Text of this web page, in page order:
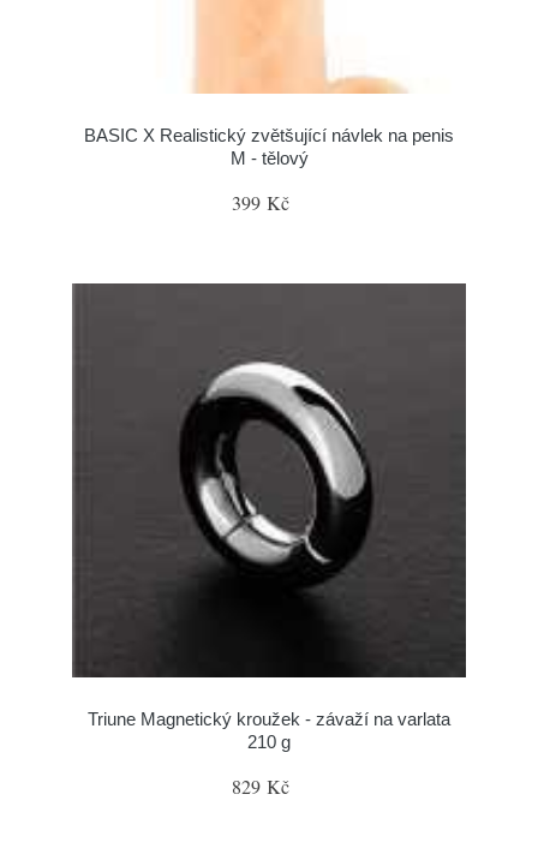
BASIC X Realistický zvětšující návlek na penis
M - tělový
399 Kč
Triune Magnetický kroužek - závaží na varlata
210 g
829 Kč